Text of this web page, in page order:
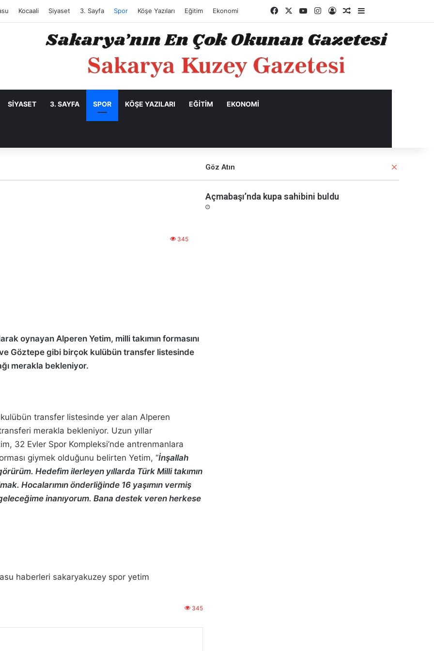
Kocaali Siyaset 3. Sayfa Spor Köşe Yazıları Eğitim Ekonomi FacebookYouTubeInstagram
Kayıt OlRastgele Makale
Kenar Bölmesi
SIYASET 3. SAYFA SPOR KÖŞE YAZILARI EĞITIM EKONOMI
345
oynayan Alperen Yetim, milli takımın formasını
Göztepe gibi birçok kulübün transfer listesinde
merakla bekleniyor.
transfer listesinde yer alan Alperen
merakla bekleniyor. Uzun yıllar
32 Evler Spor Kompleksi’nde antrenmanlara
giymek olduğunu belirten Yetim, “İnşallah
Hedefim ilerleyen yıllarda Türk Milli takımın
Hocalarımın önderliğinde 16 yaşımın vermiş
inanıyorum. Bana destek veren herkese
haberleri sakaryakuzey spor yetim
345
Göz Atın
Açmabaşı’nda kupa sahibini buldu